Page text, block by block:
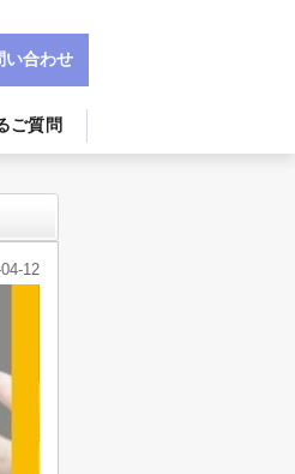
ご質問
い合わせ
12